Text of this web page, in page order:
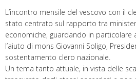
L’incontro mensile del vescovo con il
stato centrato sul rapporto tra
economiche, guardando in particolare
l’aiuto di mons Giovanni Soligo,
sostentamento clero nazionale.
Un tema tanto attuale, in vista delle